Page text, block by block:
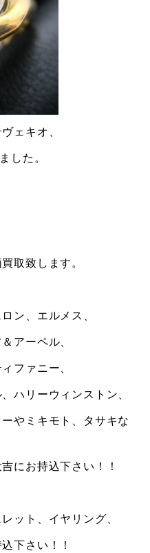
ェキオ、
した。
取致します。
ン、エルメス、
アーペル、
ファニー、
ハリーウィンストン、
やミキモト、タサキな
にお持込下さい！！
ット、イヤリング、
下さい！！